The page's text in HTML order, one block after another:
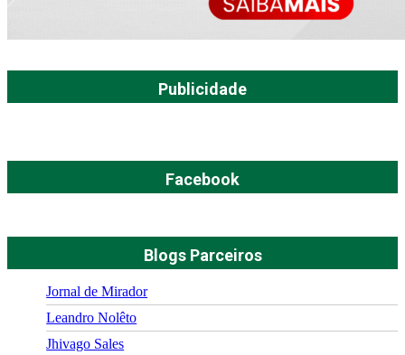
Publicidade
Facebook
Blogs Parceiros
Jornal de Mirador
Leandro Nolêto
Jhivago Sales